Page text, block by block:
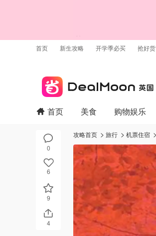
首页 新生攻略 开学季必买 抢好货
0
6
9
4
首页 美食 购物娱乐
攻略首页 旅行 机票住宿